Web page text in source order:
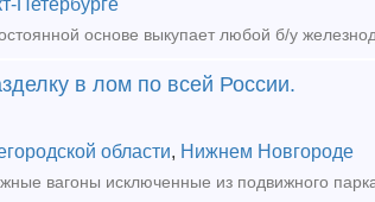
Петербурге
в лом по всей России.
области, Нижнем Новгороде